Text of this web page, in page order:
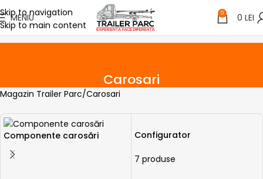
Skip to navigation
Skip to main content
MENIU 0 0 LEI
Carosari
Magazin Trailer Parc Carosari
Componente carosări Configurator
7 produse